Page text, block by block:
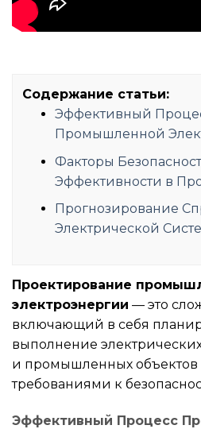
Содержание статьи:
Эффективный
Промышленной
Факторы
Эффективности в
Прогнозирование
Электрической
Проектирование
электроэнергии — это
включающий в себя
выполнение
и промышленных
требованиями к
Эффективный Процесс